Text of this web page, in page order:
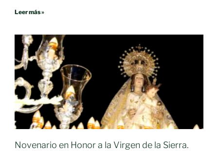
Leer más »
Novenario en Honor a la Virgen de la Sierra.